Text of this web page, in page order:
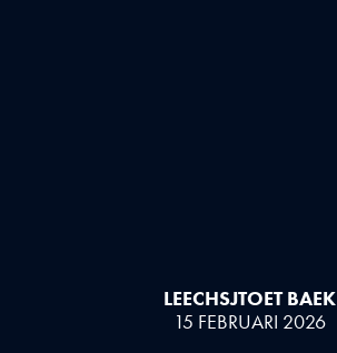
LEECHSJTOET BAEK
15 FEBRUARI 2026